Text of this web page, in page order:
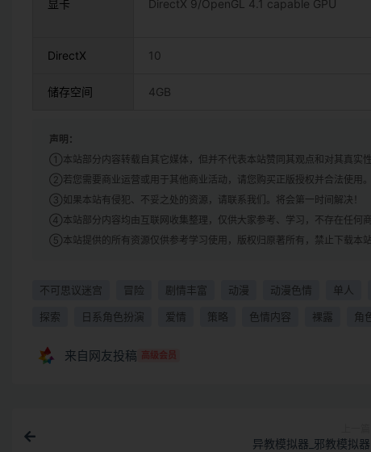
显卡 DirectX 9/OpenGL 4.1 capable GPU
DirectX 10
储存空间 4GB
声明：
①本站部分内容转载自其它媒体，但并不代表本站赞同其观点和对其真实性
②若您需要商业运营或用于其他商业活动，请您购买正版授权并合法使用。
③如果本站有侵犯、不妥之处的资源，请联系我们。将会第一时间解决！
④本站部分内容均由互联网收集整理，仅供大家参考、学习，不存在任何商
⑤本站提供的所有资源仅供参考学习使用，版权归原著所有，禁止下载本
不可思议迷宫 冒险 剧情丰富 动漫 动漫色情 单人
探索 日系角色扮演 爱情 策略 色情内容 裸露 角
来自网友投稿 高级会员
异教模拟器_邪教模拟器